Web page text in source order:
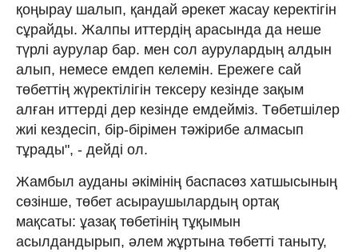
қоңырау шалып, қандай әрекет жасау керектігін
сұрайды. Жалпы иттердің арасында да неше
түрлі аурулар бар. мен сол аурулардың алдын
алып, немесе емдеп келемін. Ережеге сай
төбеттің жүректілігін тексеру кезінде зақым
алған иттерді дер кезінде емдейміз. Төбетшілер
жиі кездесіп, бір-бірімен тәжірибе алмасып
тұрады", - дейді ол.
Жамбыл ауданы әкімінің баспасөз хатшысының
сөзінше, төбет асыраушылардың ортақ
мақсаты: ұазақ төбетінің тұқымын
асылдандырып, әлем жұртына төбетті таныту,